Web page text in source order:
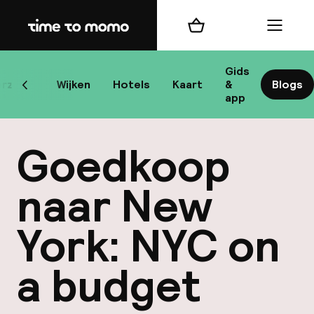
Home
Wijken Hotels Kaart
Gids
&
app
Blogs
Scroll naar links
Winkelmand Menu
Goedkoop
naar New
York: NYC on
a budget